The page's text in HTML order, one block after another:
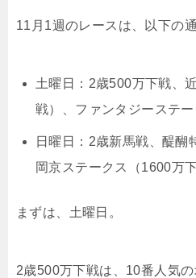
11月1週のレースは、以下の通
土曜日：2歳500万下戦、
戦）、ファンタジーステー
日曜日：2歳新馬戦、醍醐
岡京ステークス（1600万下
まずは、土曜日。
2歳500万下戦は、10番人気